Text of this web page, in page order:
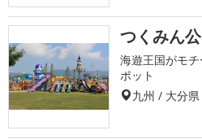
つくみん
海遊王国がモ
ポット
九州 / 大分県